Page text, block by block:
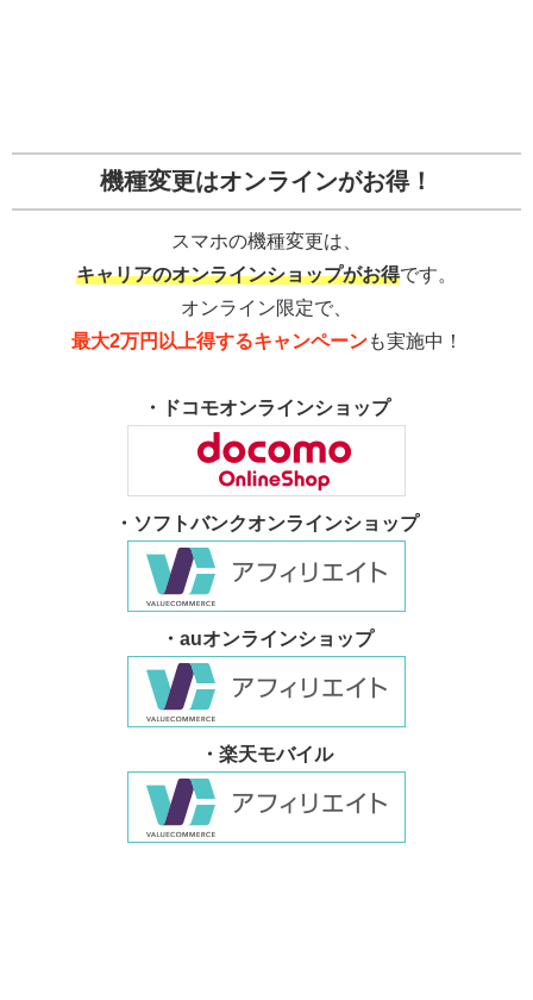
機種変更はオンラインがお得！
スマホの機種変更は、
キャリアのオンラインショップがお得です。
オンライン限定で、
最大2万円以上得するキャンペーンも実施中！
・ドコモオンラインショップ
・ソフトバンクオンラインショップ
・auオンラインショップ
・楽天モバイル